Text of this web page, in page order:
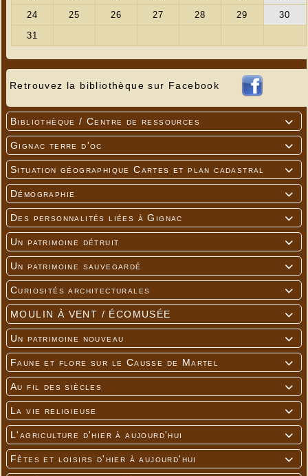
Retrouvez la bibliothèque sur Facebook

Bibliothèque / Centre de ressources

Gignac terre d'oc

Situation géographique Cartes et plan cadastral

Démographie

Des personnalités liées à Gignac

Un patrimoine détruit

Un patrimoine sauvegardé

Curiosités architecturales

MOULIN À VENT / ÉCOMUSÉE

Un patrimoine nouveau

Faune et flore sur le Causse de Martel

Au fil des siècles

La vie religieuse

L'agriculture d'hier à aujourd'hui

Fêtes et loisirs d'hier à aujourd'hui